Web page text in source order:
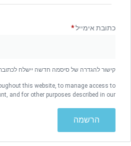
כתובת אימייל*
קישור להגדרה של סיסמה חדשה יישלח
this website, to manage access to
and for other purposes described in our
הרשמה